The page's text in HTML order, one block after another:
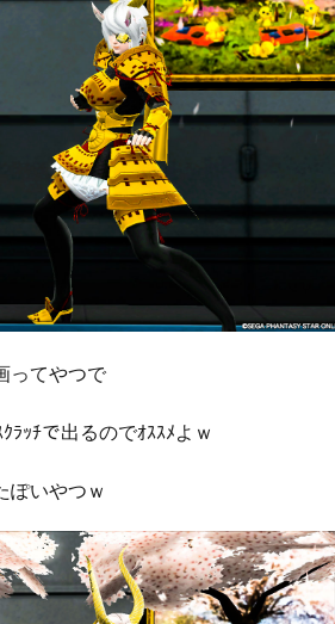
ってやつで
ｯﾁで出るのでｵｽｽﾒよｗ
ぽいやつｗ